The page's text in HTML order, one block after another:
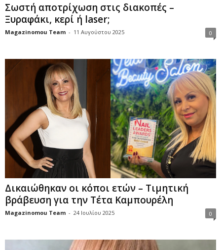
Σωστή αποτρίχωση στις διακοπές –
Ξυραφάκι, κερί ή laser;
Magazinomou Team - 11 Αυγούστου 2025 0
Δικαιώθηκαν οι κόποι ετών – Τιμητική
βράβευση για την Τέτα Καμπουρέλη
Magazinomou Team - 24 Ιουλίου 2025 0